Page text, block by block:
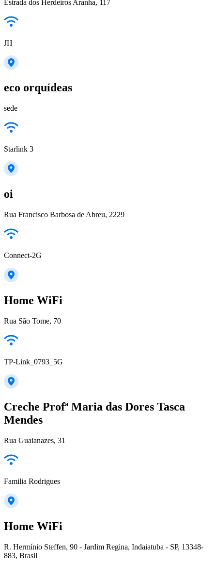
Estrada dos Herdeiros Aranha, 117
JH
eco orquídeas
sede
Starlink 3
oi
Rua Francisco Barbosa de Abreu, 2229
Connect-2G
Home WiFi
Rua São Tome, 70
TP-Link_0793_5G
Creche Profª Maria das Dores Tasca
Mendes
Rua Guaianazes, 31
Familia Rodrigues
Home WiFi
R. Hermínio Steffen, 90 - Jardim Regina, Indaiatuba - SP, 13348-
883, Brasil